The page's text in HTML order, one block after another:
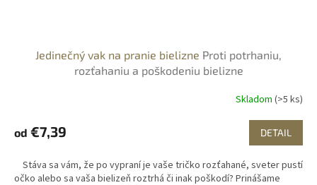
Jedinečný vak na pranie bielizne Proti potrhaniu,
rozťahaniu a poškodeniu bielizne
Skladom (>5 ks)
od €7,39 DETAIL
Stáva sa vám, že po vypraní je vaše tričko rozťahané, sveter pustí
očko alebo sa vaša bielizeň roztrhá či inak poškodí? Prinášame